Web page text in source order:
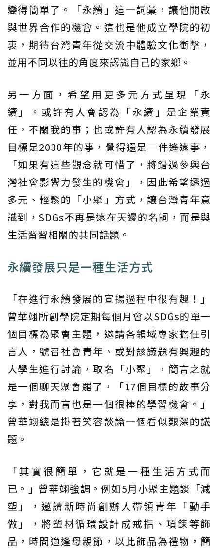
變得簡單了。「永續」這一詞彙，讓他開啟
與世界合作的機會。這也是他成立學院的初
衷，期待台灣青年從交流中體驗文化衝擊，
並用不同以往的角度來認識自己的家鄉。
另一方面，希望用更多元方式呈現「永
續」。或許有人會認為「永續」是企業責
任，不關我的事；也或許有人認為永續發展
目標是2030年的事，覺得還是一件遙遠事，
「如果有這些觀念就可惜了，將錯過參與台
灣社會影響力發生的機會」，因此希望透過
多元、輕鬆的「小聚」方式，讓台灣青年意
識到，SDGs不再是遠在天邊的名詞，而是與
生活習習相關的共同話題。
永續發展只是一種生活方式
「在進行永續發展的宣揚過程中很有趣！」
曾華翊所創學院定期每個月會以SDGs的單一
個目標為聚會主題，邀請各領域專家擔任引
言人，號召社會青年、或對該議題有興趣的
大學生進行討論，取名「小聚」，簡言之就
是一個聊天聚會罷了，「17個目標的故事分
享，對我而言也是一個很棒的學習機會。」
曾華翊總是掛著笑容談論一個看似艱深的議
題。
「其實很簡單，它就是一種生活方式而
已。」曾華翊強調。例如5月小聚主題談「減
塑」，邀請新時尚創辦人帶領青年「動手
做」，將塑材循環設計成戒指、項鍊等飾
品，時間適逢母親節，以此飾品為禮物，簡